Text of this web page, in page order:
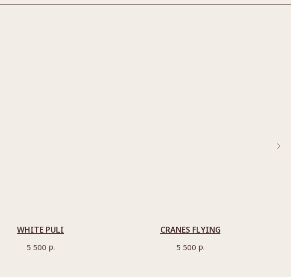
WHITE PULI
5 500 р.
CRANES FLYING
5 500 р.